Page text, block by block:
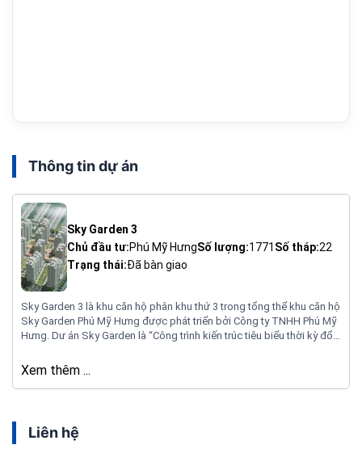
Thông tin dự án
Sky Garden 3
Chủ đầu tư:Phú Mỹ HưngSố lượng:1771 Số tháp:22
Trạng thái:Đã bàn giao
Sky Garden 3 là khu căn hộ phân khu thứ 3 trong tổng thể khu căn hộ
Sky Garden Phú Mỹ Hưng được phát triển bởi Công ty TNHH Phú Mỹ
Hưng. Dư án Sky Garden là “Công trình kiến trúc tiêu biểu thời kỳ đổi
Sky Garden 3 là khu căn hộ quy mô lớn nhất, với 22 tháp cao từ 12-20
Xem thêm ...
Liên hệ